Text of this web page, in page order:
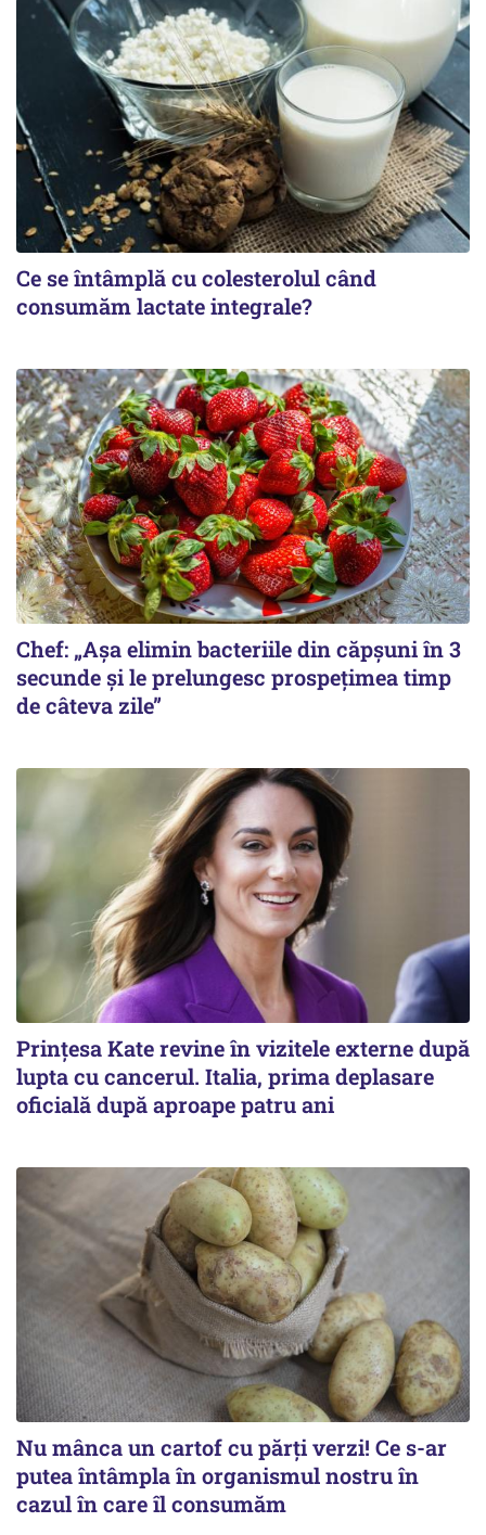
Ce se întâmplă cu colesterolul când
consumăm lactate integrale?
Chef: „Așa elimin bacteriile din căpșuni în 3
secunde și le prelungesc prospețimea timp
de câteva zile”
Prințesa Kate revine în vizitele externe după
lupta cu cancerul. Italia, prima deplasare
oficială după aproape patru ani
Nu mânca un cartof cu părți verzi! Ce s-ar
putea întâmpla în organismul nostru în
cazul în care îl consumăm